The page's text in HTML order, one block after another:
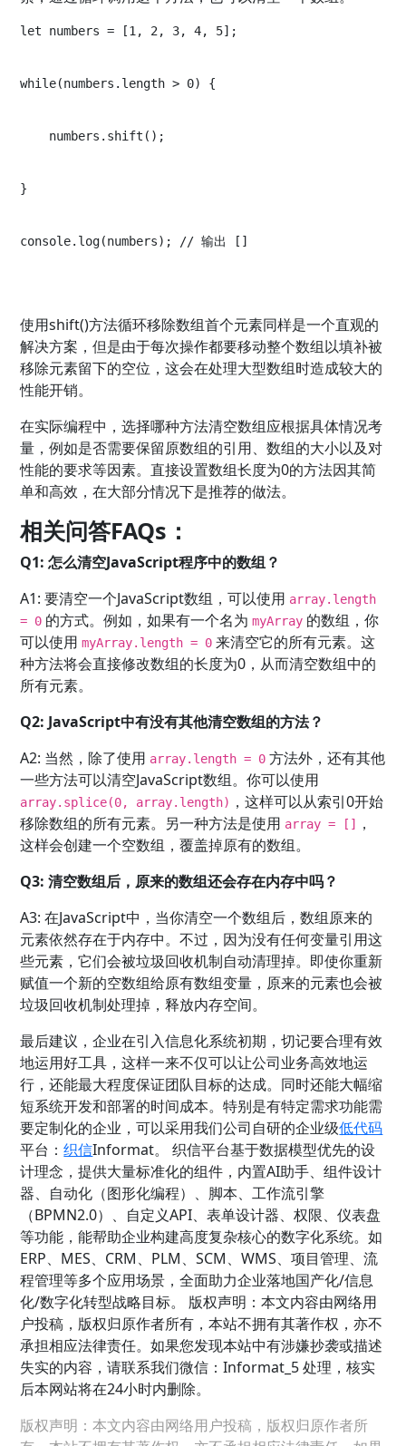
let numbers = [1, 2, 3, 4, 5];
while(numbers.length > 0) {
    numbers.shift();
}
console.log(numbers); // 输出 []
使用shift()方法循环移除数组首个元素同样是一个直观的
解决方案，但是由于每次操作都要移动整个数组以填补被
移除元素留下的空位，这会在处理大型数组时造成较大的
性能开销。
在实际编程中，选择哪种方法清空数组应根据具体情况考
量，例如是否需要保留原数组的引用、数组的大小以及对
性能的要求等因素。直接设置数组长度为0的方法因其简
单和高效，在大部分情况下是推荐的做法。
相关问答FAQs：
Q1: 怎么清空JavaScript程序中的数组？
A1: 要清空一个JavaScript数组，可以使用 array.length
= 0 的方式。例如，如果有一个名为myArray 的数组，你
可以使用myArray.length = 0 来清空它的所有元素。这
种方法将会直接修改数组的长度为0，从而清空数组中的
所有元素。
Q2: JavaScript中有没有其他清空数组的方法？
A2: 当然，除了使用 array.length = 0 方法外，还有其他
一些方法可以清空JavaScript数组。你可以使用
array.splice(0, array.length) ，这样可以从索引0开始
移除数组的所有元素。另一种方法是使用 array = []
，
这样会创建一个空数组，覆盖掉原有的数组。
Q3: 清空数组后，原来的数组还会存在内存中吗？
A3: 在JavaScript中，当你清空一个数组后，数组原来的
元素依然存在于内存中。不过，因为没有任何变量引用这
些元素，它们会被垃圾回收机制自动清理掉。即使你重新
赋值一个新的空数组给原有数组变量，原来的元素也会被
垃圾回收机制处理掉，释放内存空间。
最后建议，企业在引入信息化系统初期，切记要合理有效
地运用好工具，这样一来不仅可以让公司业务高效地运
行，还能最大程度保证团队目标的达成。同时还能大幅缩
短系统开发和部署的时间成本。特别是有特定需求功能需
要定制化的企业，可以采用我们公司自研的企业级低代码
平台 ：织信Informat。 织信平台基于数据模型优先的设
计理念，提供大量标准化的组件，内置AI助手、组件设计
器、自动化（图形化编程）、脚本、工作流引擎
（BPMN2.0）、自定义API、表单设计器、权限、仪表盘
等功能，能帮助企业构建高度复杂核心的数字化系统。如
ERP、MES、CRM、PLM、SCM、WMS、项目管理、流
程管理等多个应用场景，全面助力企业落地国产化/信息
化/数字化转型战略目标。 版权声明：本文内容由网络用
户投稿，版权归原作者所有，本站不拥有其著作权，亦不
承担相应法律责任。如果您发现本站中有涉嫌抄袭或描述
失实的内容，请联系我们微信：Informat_5 处理，核实
后本网站将在24小时内删除。
版权声明：本文内容由网络用户投稿，版权归原作者所